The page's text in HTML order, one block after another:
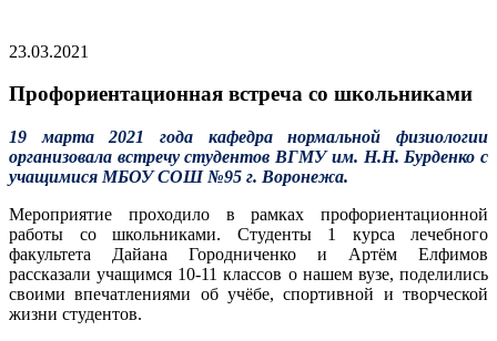
23.03.2021
Профориентационная встреча со школьниками
19 марта 2021 года кафедра нормальной физиологии
организовала встречу студентов ВГМУ им. Н.Н. Бурденко с
учащимися МБОУ СОШ №95 г. Воронежа.
Мероприятие проходило в рамках профориентационной
работы со школьниками. Студенты 1 курса лечебного
факультета Дайана Городниченко и Артём Елфимов
рассказали учащимся 10-11 классов о нашем вузе, поделились
своими впечатлениями об учёбе, спортивной и творческой
жизни студентов.